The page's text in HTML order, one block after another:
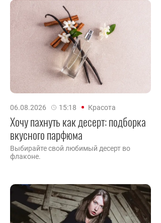
06.08.2026 15:18 Красота
Хочу пахнуть как десерт: подборка
вкусного парфюма
Выбирайте свой любимый десерт во
флаконе.